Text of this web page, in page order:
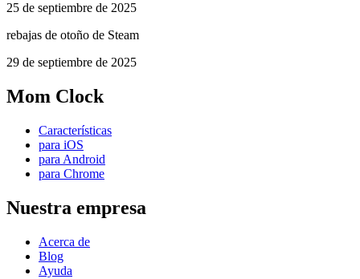
25 de septiembre de 2025
rebajas de otoño de Steam
29 de septiembre de 2025
Mom Clock
Características
para iOS
para Android
para Chrome
Nuestra empresa
Acerca de
Blog
Ayuda